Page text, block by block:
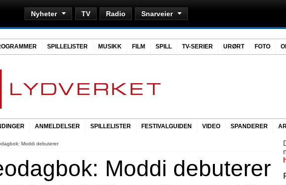
Nyheter TV Radio Snarveier
SPILLELISTER MUSIKK FILM SPILL TV-SERIER URØRT FOTO
ANMELDELSER SPILLELISTER FESTIVALGUIDEN VIDEO SPANDERER
Moddi debuterer
Moddi debuterer